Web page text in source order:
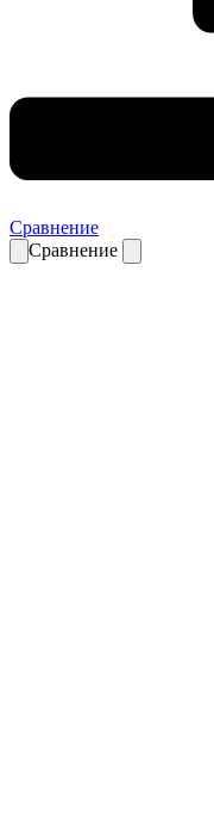
Сравнение
Сравнение